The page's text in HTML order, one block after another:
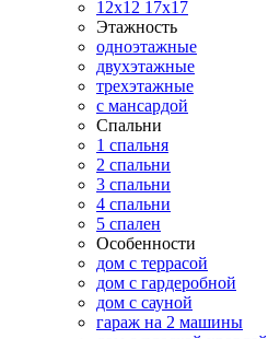
12х12 17х17
Этажность
одноэтажные
двухэтажные
трехэтажные
с мансардой
Спальни
1 спальня
2 спальни
3 спальни
4 спальни
5 спален
Особенности
дом с террасой
дом с гардеробной
дом с сауной
гараж на 2 машины